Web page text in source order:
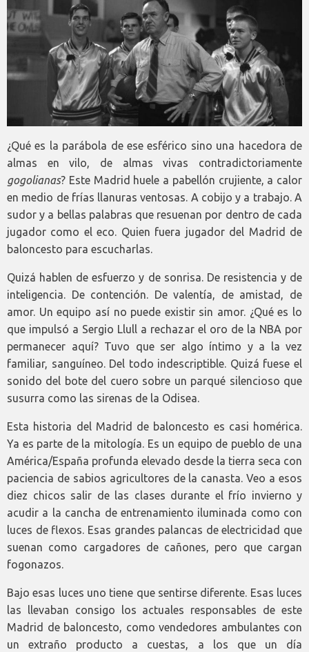
¿Qué es la parábola de ese esférico sino una hacedora de
almas en vilo, de almas vivas contradictoriamente
gogolianas? Este Madrid huele a pabellón crujiente, a calor
en medio de frías llanuras ventosas. A cobijo y a trabajo. A
sudor y a bellas palabras que resuenan por dentro de cada
jugador como el eco. Quien fuera jugador del Madrid de
baloncesto para escucharlas.
Quizá hablen de esfuerzo y de sonrisa. De resistencia y de
inteligencia. De contención. De valentía, de amistad, de
amor. Un equipo así no puede existir sin amor. ¿Qué es lo
que impulsó a Sergio Llull a rechazar el oro de la NBA por
permanecer aquí? Tuvo que ser algo íntimo y a la vez
familiar, sanguíneo. Del todo indescriptible. Quizá fuese el
sonido del bote del cuero sobre un parqué silencioso que
susurra como las sirenas de la Odisea.
Esta historia del Madrid de baloncesto es casi homérica.
Ya es parte de la mitología. Es un equipo de pueblo de una
América/España profunda elevado desde la tierra seca con
paciencia de sabios agricultores de la canasta. Veo a esos
diez chicos salir de las clases durante el frío invierno y
acudir a la cancha de entrenamiento iluminada como con
luces de flexos. Esas grandes palancas de electricidad que
suenan como cargadores de cañones, pero que cargan
fogonazos.
Bajo esas luces uno tiene que sentirse diferente. Esas luces
las llevaban consigo los actuales responsables de este
Madrid de baloncesto, como vendedores ambulantes con
un extraño producto a cuestas, a los que un día